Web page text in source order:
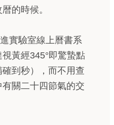
的時候。
實驗室線上曆書系
黃經345°即驚蟄點
到秒），而不用查
關二十四節氣的交